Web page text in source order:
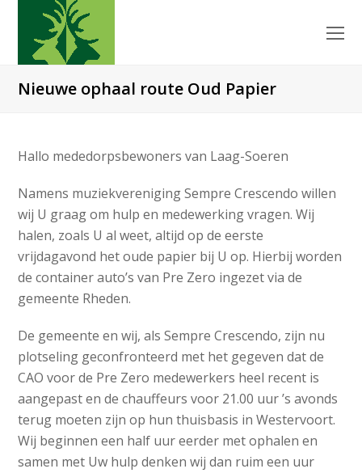
Nieuwe ophaal route Oud Papier
Hallo mededorpsbewoners van Laag-Soeren
Namens muziekvereniging Sempre Crescendo willen
wij U graag om hulp en medewerking vragen. Wij
halen, zoals U al weet, altijd op de eerste
vrijdagavond het oude papier bij U op. Hierbij worden
de container auto’s van Pre Zero ingezet via de
gemeente Rheden.
De gemeente en wij, als Sempre Crescendo, zijn nu
plotseling geconfronteerd met het gegeven dat de
CAO voor de Pre Zero medewerkers heel recent is
aangepast en de chauffeurs voor 21.00 uur ’s avonds
terug moeten zijn op hun thuisbasis in Westervoort.
Wij beginnen een half uur eerder met ophalen en
samen met Uw hulp denken wij dan ruim een uur